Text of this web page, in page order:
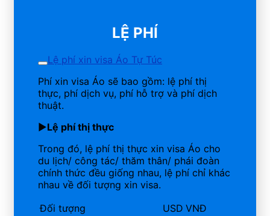
LỆ PHÍ
Lệ phí xin visa Áo Tự Túc
Phí xin visa Áo sẽ bao gồm: lệ phí thị
thực, phí dịch vụ, phí hỗ trợ và phí dịch
thuật.
►Lệ phí thị thực
Trong đó, lệ phí thị thực xin visa Áo cho
du lịch/ công tác/ thăm thân/ phái đoàn
chính thức đều giống nhau, lệ phí chỉ khác
nhau về đối tượng xin visa.
Đối tượng
USD VNĐ